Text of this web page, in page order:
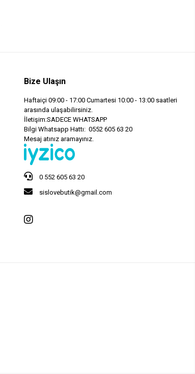
Bize Ulaşın
Haftaiçi 09:00 - 17:00 Cumartesi 10:00 - 13:00 saatleri
arasında ulaşabilirsiniz.
İletişim:SADECE WHATSAPP
Bilgi Whatsapp Hattı: 0552 605 63 20
Mesaj atınız aramayınız.
0 552 605 63 20
sislovebutik@gmail.com